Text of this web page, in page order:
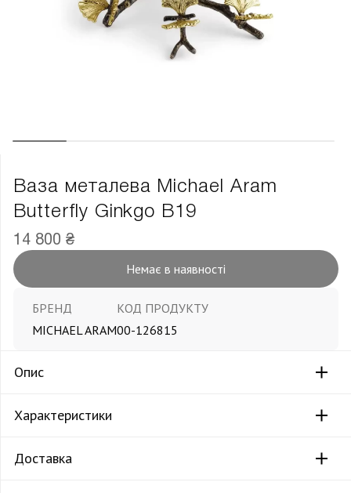
Ваза металева Michael Aram
Butterfly Ginkgo В19
14 800 ₴
Немає в наявності
БРЕНД
MICHAEL ARAM
КОД ПРОДУКТУ
00-126815
Опис
Характеристики
Доставка